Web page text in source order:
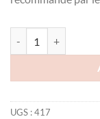
UGS :417